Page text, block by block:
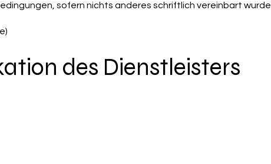
sofern nichts anderes schriftlich vereinbart wurde.
des Dienstleisters